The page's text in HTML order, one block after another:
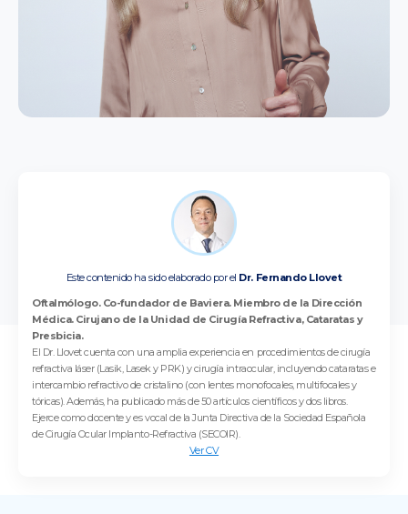
Este contenido ha sido elaborado por el Dr. Fernando Llovet
Oftalmólogo. Co-fundador de Baviera. Miembro de la Dirección
Médica. Cirujano de la Unidad de Cirugía Refractiva, Cataratas y
Presbicia.
El Dr. Llovet cuenta con una amplia experiencia en procedimientos de cirugía
refractiva láser (Lasik, Lasek y PRK) y cirugía intraocular, incluyendo cataratas e
intercambio refractivo de cristalino (con lentes monofocales, multifocales y
tóricas). Además, ha publicado más de 50 artículos científicos y dos libros.
Ejerce como docente y es vocal de la Junta Directiva de la Sociedad Española
de Cirugía Ocular Implanto-Refractiva (SECOIR).
Ver CV